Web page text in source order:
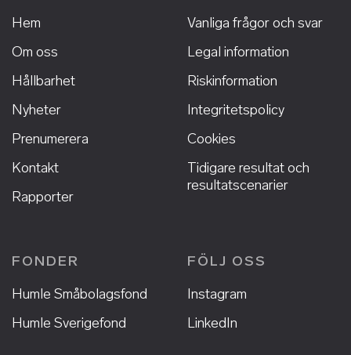
Hem
Om oss
Hållbarhet
Nyheter
Prenumerera
Kontakt
Rapporter
Vanliga frågor och svar
Legal information
Riskinformation
Integritetspolicy
Cookies
Tidigare resultat och
resultatscenarier
FONDER
Humle Småbolagsfond
Humle Sverigefond
FÖLJ OSS
Instagram
LinkedIn